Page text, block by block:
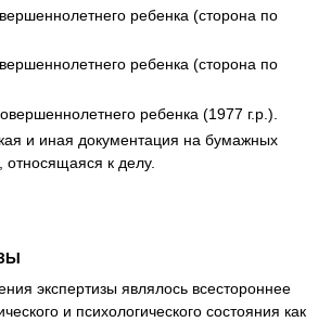
ребенка (сторона по
ребенка (сторона по
ребенка (1977 г.р.).
и иная документация на бумажных
относящаяся к делу.
экспертизы являлось всестороннее
и психологического состояния как